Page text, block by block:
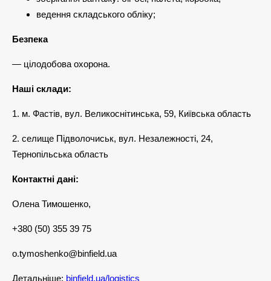
ведення складського обліку;
Безпека
— цілодобова охорона.
Наші склади:
1. м. Фастів, вул. Великоснітинська, 59, Київська область
2. селище Підволочиськ, вул. Незалежності, 24,
Тернопільська область
Контактні дані:
Олена Тимошенко,
+380 (50) 355 39 75
o.tymoshenko@binfield.ua
Детальніше: binfield.ua/logistics